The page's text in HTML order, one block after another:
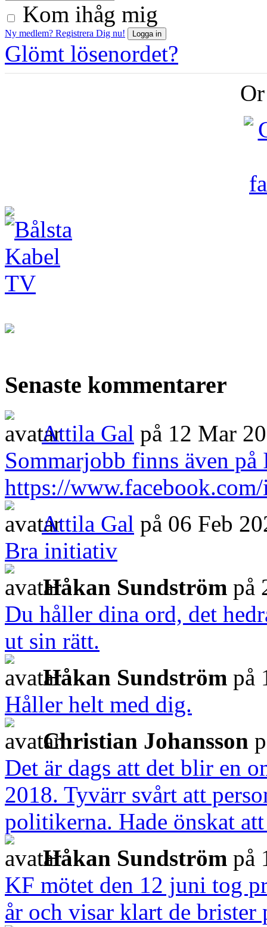
Kom ihåg mig
Ny medlem? Registrera Dig nu!
Glömt lösenordet?
Senaste kommentarer
Attila Gal på 12 Mar
Sommarjobb finns även
https://
Attila Gal på 06 Feb
Bra initiativ
Håkan Sundström på
Du håller dina ord, det
ut sin rätt.
Håkan Sundström på
Håller helt med dig.
Christian Johansson
Det är dags att det blir en
2018. Tyvärr svårt att
politikerna. Hade önskat
Håkan Sundström på
KF mötet den 12 juni tog
år och visar klart de brister